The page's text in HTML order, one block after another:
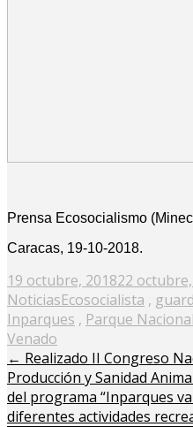
Prensa Ecosocialismo
Caracas, 19-10-2018.
Posted
on
19 octubre, 201822
NoticiasEcosocialista ,
Inparques , Parque Nacional
Venado
← Realizado II Congreso
Producción y Sanidad
del programa “Inparques va
diferentes actividades